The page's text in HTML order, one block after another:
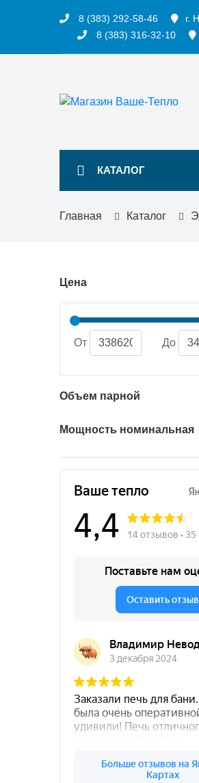
8 (383) 292-58-46
г.
8 (383) 316-32-10
КАТАЛОГ
Главная Каталог
Цена
От До
Объем парной
Мощность номинальная